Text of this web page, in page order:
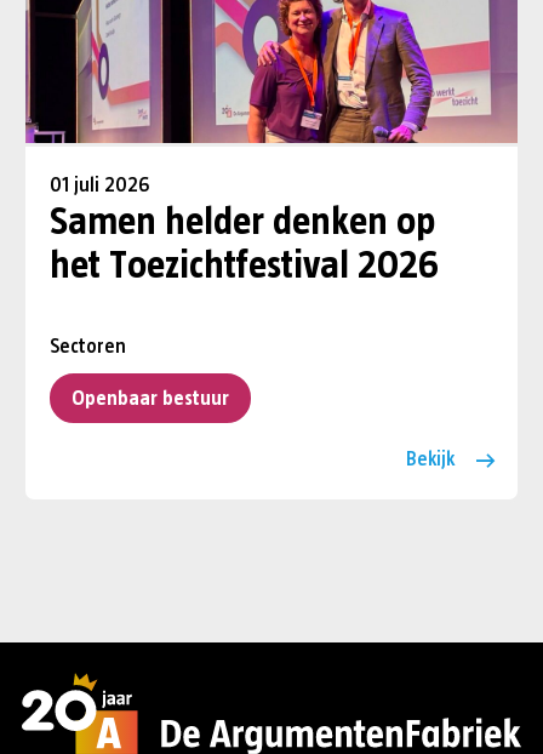
01 juli 2026
Samen helder denken op
het Toezichtfestival 2026
Sectoren
Openbaar bestuur
Bekijk